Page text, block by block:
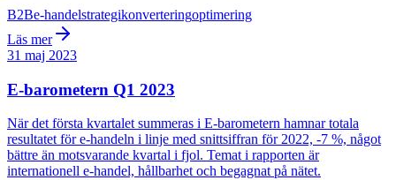
B2Be-handelstrategikonverteringoptimering
Läs mer
31 maj 2023
E-barometern Q1 2023
När det första kvartalet summeras i E-barometern hamnar totala
resultatet för e-handeln i linje med snittsiffran för 2022, -7 %, något
bättre än motsvarande kvartal i fjol. Temat i rapporten är
internationell e-handel, hållbarhet och begagnat på nätet.